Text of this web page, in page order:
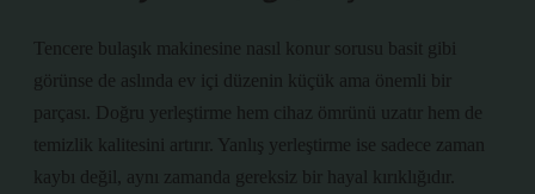
Tencere bulaşık makinesine nasıl konur sorusu basit gibi
görünse de aslında ev içi düzenin küçük ama önemli bir
parçası. Doğru yerleştirme hem cihaz ömrünü uzatır hem de
temizlik kalitesini artırır. Yanlış yerleştirme ise sadece zaman
kaybı değil, aynı zamanda gereksiz bir hayal kırıklığıdır.